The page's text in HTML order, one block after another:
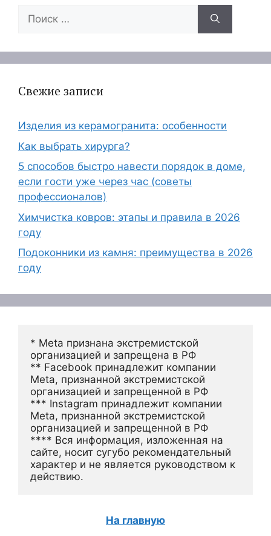
Поиск:
Свежие записи
Изделия из керамогранита: особенности
Как выбрать хирурга?
5 способов быстро навести порядок в доме,
если гости уже через час (советы
профессионалов)
Химчистка ковров: этапы и правила в 2026
году
Подоконники из камня: преимущества в 2026
году
* Meta признана экстремистской
организацией и запрещена в РФ
** Facebook принадлежит компании
Meta, признанной экстремистской
организацией и запрещенной в РФ
*** Instagram принадлежит компании
Meta, признанной экстремистской
организацией и запрещенной в РФ
**** Вся информация, изложенная на
сайте, носит сугубо рекомендательный
характер и не является руководством к
действию.
На главную